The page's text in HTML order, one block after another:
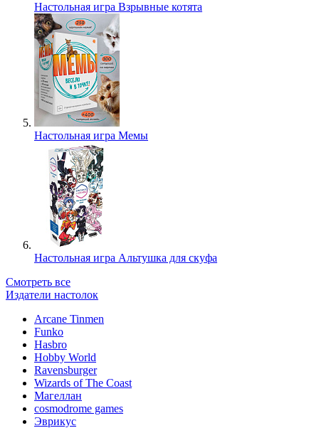
Настольная игра Взрывные котята
Настольная игра Мемы
Настольная игра Альтушка для скуфа
Смотреть все
Издатели настолок
Arcane Tinmen
Funko
Hasbro
Hobby World
Ravensburger
Wizards of The Coast
Магеллан
сosmodrome games
Эврикус